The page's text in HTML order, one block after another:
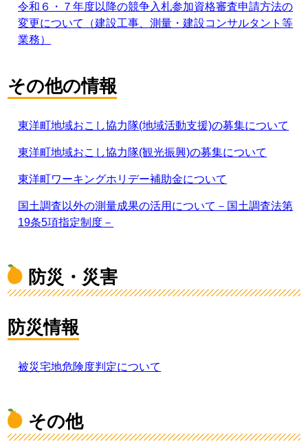
令和６・７年度以降の競争入札参加資格審査申請方法の
変更について（建設工事、測量・建設コンサルタント等
業務）
その他の情報
東洋町地域おこし協力隊(地域活動支援)の募集について
東洋町地域おこし協力隊(観光振興)の募集について
東洋町ワーキングホリデー補助金について
国土調査以外の測量成果の活用について－国土調査法第
19条5項指定制度－
防災・災害
防災情報
被災宅地危険度判定について
その他